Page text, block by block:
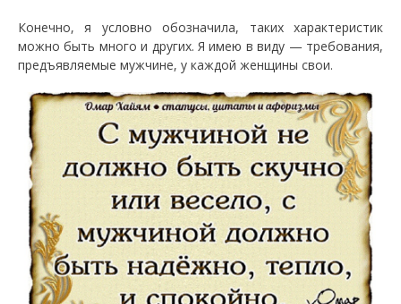
Конечно, я условно обозначила, таких характеристик
можно быть много и других. Я имею в виду — требования,
предъявляемые мужчине, у каждой женщины свои.